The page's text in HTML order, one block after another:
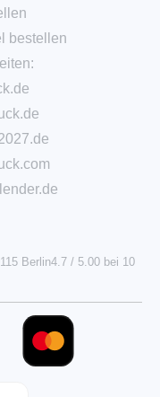
bestellen
Berlin4.7/ 5.00bei 10